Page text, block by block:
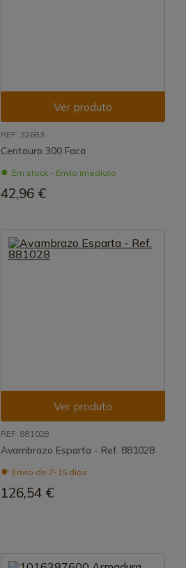
Ver produto
REF: 32683
Centauro 300 Faca
Em stock - Envio imediato
42,96 €
Ver produto
REF: 881028
Avambrazo Esparta - Ref. 881028
Envio de 7-15 dias
126,54 €